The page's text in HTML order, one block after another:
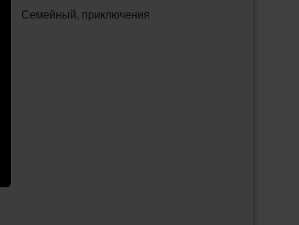
Семейный, приключения